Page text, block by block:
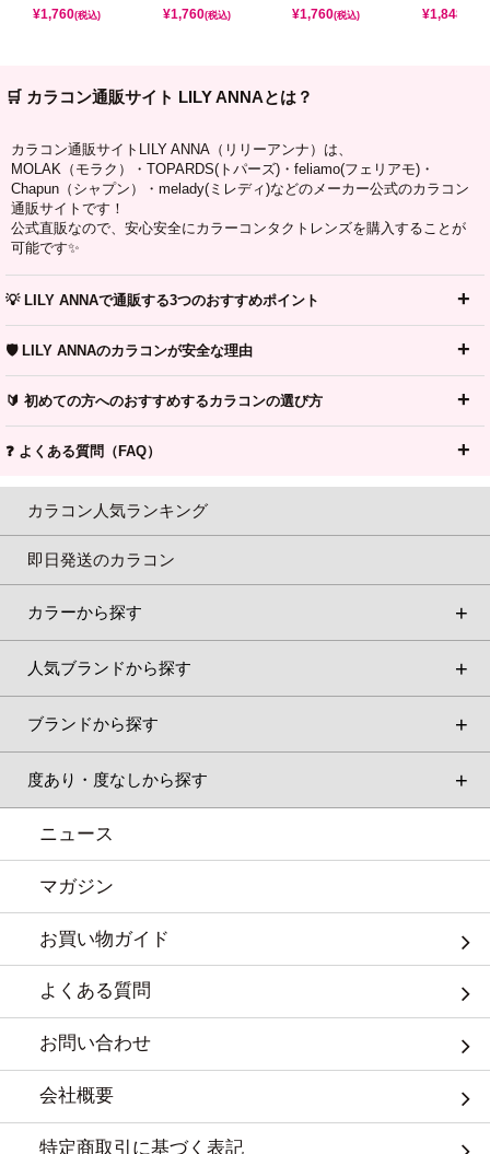
¥1,760(税込) ¥1,760(税込) ¥1,760(税込) ¥1,848
🛒 カラコン通販サイト LILY ANNAとは？
カラコン通販サイトLILY ANNA（リリーアンナ）は、
MOLAK（モラク）・TOPARDS(トパーズ)・feliamo(フェリアモ)・
Chapun（シャプン）・melady(ミレディ)などのメーカー公式のカラコン
通販サイトです！
公式直販なので、安心安全にカラーコンタクトレンズを購入することが
可能です✨
💡 LILY ANNAで通販する3つのおすすめポイント
🛡️ LILY ANNAのカラコンが安全な理由
🔰 初めての方へのおすすめするカラコンの選び方
❓ よくある質問（FAQ）
カラコン人気ランキング
即日発送のカラコン
カラーから探す
人気ブランドから探す
ブランドから探す
度あり・度なしから探す
ニュース
マガジン
お買い物ガイド
よくある質問
お問い合わせ
会社概要
特定商取引に基づく表記